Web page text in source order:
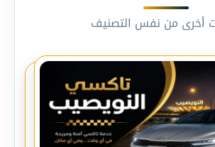
أخرى من نفس التصنيف